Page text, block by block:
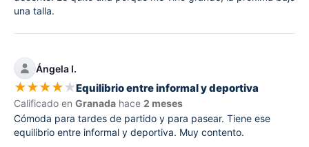
una talla.
Ángela I.
★★★★★Equilibrio entre informal y deportiva
Calificado en Granada hace 2 meses
Cómoda para tardes de partido y para pasear. Tiene ese
equilibrio entre informal y deportiva. Muy contento.